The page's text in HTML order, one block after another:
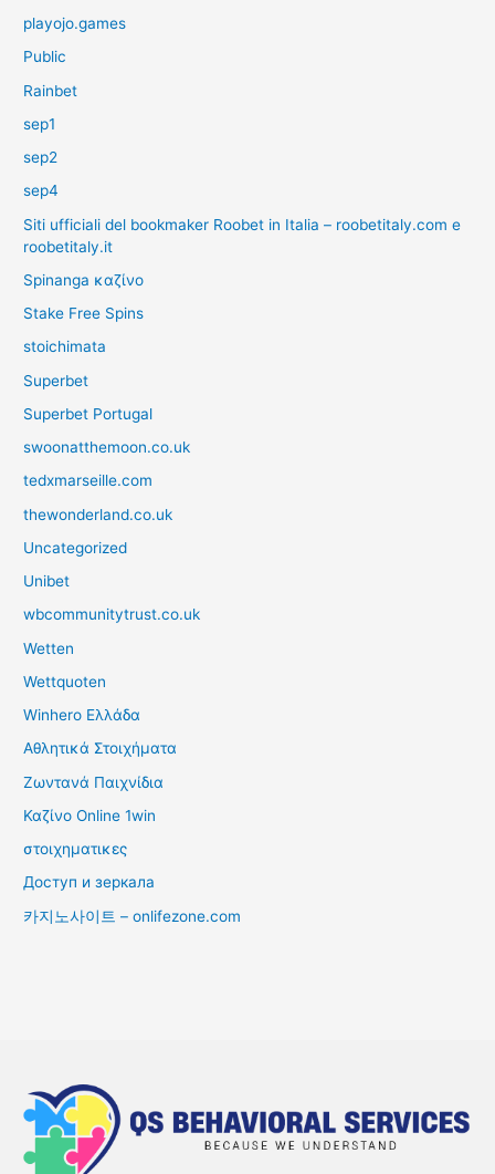
playojo.games
Public
Rainbet
sep1
sep2
sep4
Siti ufficiali del bookmaker Roobet in Italia – roobetitaly.com e
roobetitaly.it
Spinanga καζίνο
Stake Free Spins
stoichimata
Superbet
Superbet Portugal
swoonatthemoon.co.uk
tedxmarseille.com
thewonderland.co.uk
Uncategorized
Unibet
wbcommunitytrust.co.uk
Wetten
Wettquoten
Winhero Ελλάδα
Αθλητικά Στοιχήματα
Ζωντανά Παιχνίδια
Καζίνο Online 1win
στοιχηματικες
Доступ и зеркала
카지노사이트 – onlifezone.com